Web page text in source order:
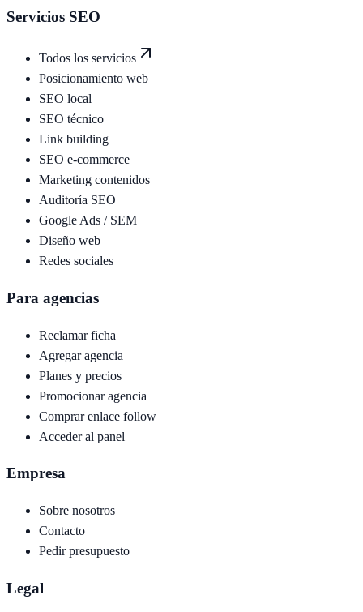
Servicios SEO
Todos los servicios
Posicionamiento web
SEO local
SEO técnico
Link building
SEO e-commerce
Marketing contenidos
Auditoría SEO
Google Ads / SEM
Diseño web
Redes sociales
Para agencias
Reclamar ficha
Agregar agencia
Planes y precios
Promocionar agencia
Comprar enlace follow
Acceder al panel
Empresa
Sobre nosotros
Contacto
Pedir presupuesto
Legal